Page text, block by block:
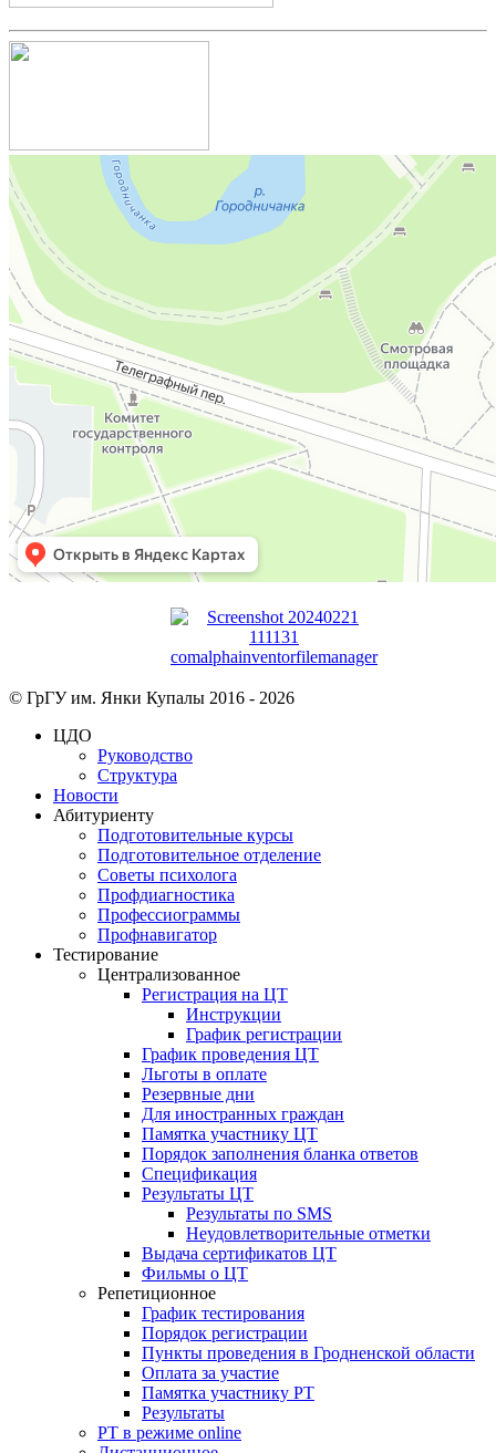
© ГрГУ им. Янки Купалы 2016 - 2026
ЦДО
Руководство
Структура
Новости
Абитуриенту
Подготовительные курсы
Подготовительное отделение
Советы психолога
Профдиагностика
Профессиограммы
Профнавигатор
Тестирование
Централизованное
Регистрация на ЦТ
Инструкции
График регистрации
График проведения ЦТ
Льготы в оплате
Резервные дни
Для иностранных граждан
Памятка участнику ЦТ
Порядок заполнения бланка ответов
Спецификация
Результаты ЦТ
Результаты по SMS
Неудовлетворительные отметки
Выдача сертификатов ЦТ
Фильмы о ЦТ
Репетиционное
График тестирования
Порядок регистрации
Пункты проведения в Гродненской области
Оплата за участие
Памятка участнику РТ
Результаты
РТ в режиме online